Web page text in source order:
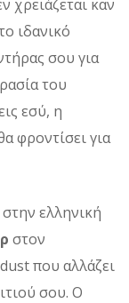
χρειάζεται καν
ιδανικό
σου για
του
εσύ, η
φροντίσει για
ελληνική
στον
που αλλάζει
σου. Ο